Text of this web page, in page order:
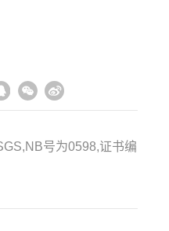
号为0598,证书编